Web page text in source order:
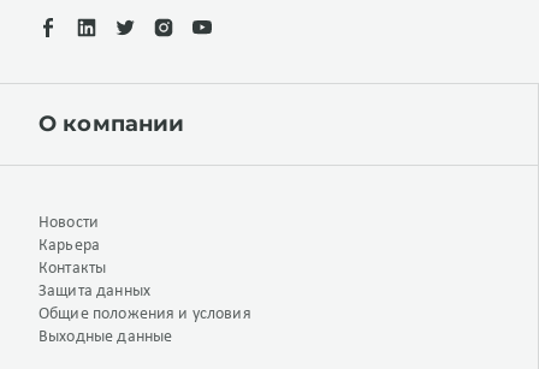
О компании
Новости
Карьера
Контакты
Защита данных
Общие положения и условия
Выходные данные